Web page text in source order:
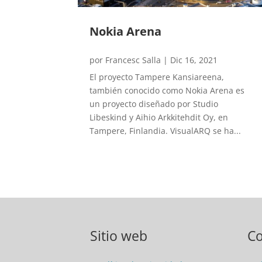
Nokia Arena
por Francesc Salla | Dic 16, 2021
El proyecto Tampere Kansiareena,
también conocido como Nokia Arena es
un proyecto diseñado por Studio
Libeskind y Aihio Arkkitehdit Oy, en
Tampere, Finlandia. VisualARQ se ha...
Sitio web